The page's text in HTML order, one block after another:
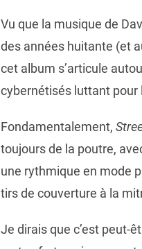
Vu que la musique de
des années huitante (et
cet album s’articule
cybernétisés luttant pour
Fondamentalement,
toujours de la poutre,
une rythmique en mode
tirs de couverture à la
Je dirais que c’est peut-